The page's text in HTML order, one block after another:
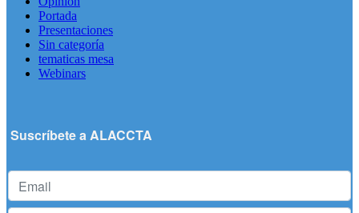
Portada
Presentaciones
Sin categoría
tematicas mesa
Webinars
Suscríbete a ALACCTA